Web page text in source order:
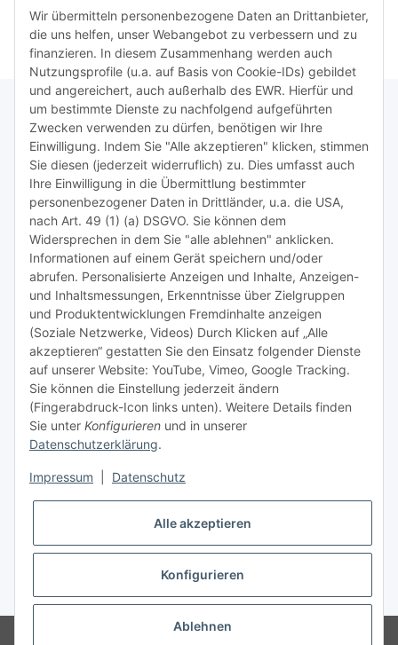
>>Goldinfoseite
TiDis Lizenzsystem
Meist besuchte Seiten:
Tipps & Tricks rund um Sublimation
TiDis Videos auf Youtube
Nachfüllpreise für Druckerpatronen
Refillservice Patronen verpacken
TiDis Druckerwerkstatt
TiDis PC & Notebookwerkstatt
TiDis eScooter Werkstatt
GIC (German Ink Company)
Der Refiller (Infoportal)
* Alle Preise inkl. gesetzlicher USt., zzgl.Versand
Wir übermitteln personenbezogene Daten an Drittanbieter,
die uns helfen, unser Webangebot zu verbessern und zu
finanzieren. In diesem Zusammenhang werden auch
Nutzungsprofile (u.a. auf Basis von Cookie-IDs) gebildet
und angereichert, auch außerhalb des EWR. Hierfür und
um bestimmte Dienste zu nachfolgend aufgeführten
Zwecken verwenden zu dürfen, benötigen wir Ihre
Einwilligung. Indem Sie "Alle akzeptieren" klicken, stimmen
Sie diesen (jederzeit widerruflich) zu. Dies umfasst auch
Ihre Einwilligung in die Übermittlung bestimmter
personenbezogener Daten in Drittländer, u.a. die USA,
nach Art. 49 (1) (a) DSGVO. Sie können dem
Widersprechen in dem Sie "alle ablehnen" anklicken.
Informationen auf einem Gerät speichern und/oder
abrufen. Personalisierte Anzeigen und Inhalte, Anzeigen-
und Inhaltsmessungen, Erkenntnisse über Zielgruppen
und Produktentwicklungen Fremdinhalte anzeigen
(Soziale Netzwerke, Videos) Durch Klicken auf „Alle
akzeptieren“ gestatten Sie den Einsatz folgender Dienste
auf unserer Website: YouTube, Vimeo, Google Tracking.
Sie können die Einstellung jederzeit ändern
(Fingerabdruck-Icon links unten). Weitere Details finden
Sie unter Konfigurieren und in unserer
Datenschutzerklärung.
Impressum Datenschutz
Alle akzeptieren
Konfigurieren
Ablehnen